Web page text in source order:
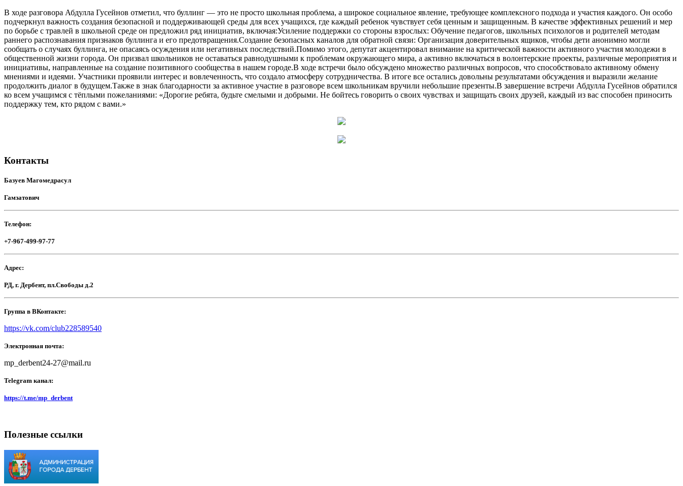
В ходе разговора Абдулла Гусейнов отметил, что буллинг — это не просто школьная проблема, а широкое социальное явление, требующее комплексного подхода и участия каждого. Он особо
подчеркнул важность создания безопасной и поддерживающей среды для всех учащихся, где каждый ребенок чувствует себя ценным и защищенным. В качестве эффективных решений и мер
по борьбе с травлей в школьной среде он предложил ряд инициатив, включая:Усиление поддержки со стороны взрослых: Обучение педагогов, школьных психологов и родителей методам
раннего распознавания признаков буллинга и его предотвращения.Создание безопасных каналов для обратной связи: Организация доверительных ящиков, чтобы дети анонимно могли
сообщать о случаях буллинга, не опасаясь осуждения или негативных последствий.Помимо этого, депутат акцентировал внимание на критической важности активного участия молодежи в
общественной жизни города. Он призвал школьников не оставаться равнодушными к проблемам окружающего мира, а активно включаться в волонтерские проекты, различные мероприятия и
инициативы, направленные на создание позитивного сообщества в нашем городе.В ходе встречи было обсуждено множество различных вопросов, что способствовало активному обмену
мнениями и идеями. Участники проявили интерес и вовлеченность, что создало атмосферу сотрудничества. В итоге все остались довольны результатами обсуждения и выразили желание
продолжить диалог в будущем.Также в знак благодарности за активное участие в разговоре всем школьникам вручили небольшие презенты.В завершение встречи Абдулла Гусейнов обратился
ко всем учащимся с тёплыми пожеланиями: «Дорогие ребята, будьте смелыми и добрыми. Не бойтесь говорить о своих чувствах и защищать своих друзей, каждый из вас способен приносить
поддержку тем, кто рядом с вами.»
Контакты
Базуев Магомедрасул
Гамзатович
Телефон:
+7-967-499-97-77
Адрес:
РД, г. Дербент, пл.Свободы д.2
Группа в ВКонтакте:
https://vk.com/club228589540
Электронная почта:
mp_derbent24-27@mail.ru
Telegram канал:
https://t.me/mp_derbent
Полезные ссылки